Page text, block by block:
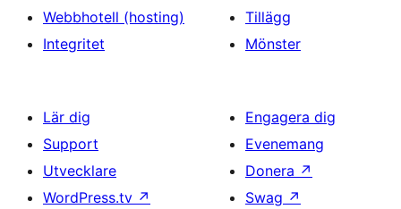
Webbhotell (hosting)
Integritet
Tillägg
Mönster
Lär dig
Support
Utvecklare
WordPress.tv ↗
Engagera dig
Evenemang
Donera ↗
Swag ↗